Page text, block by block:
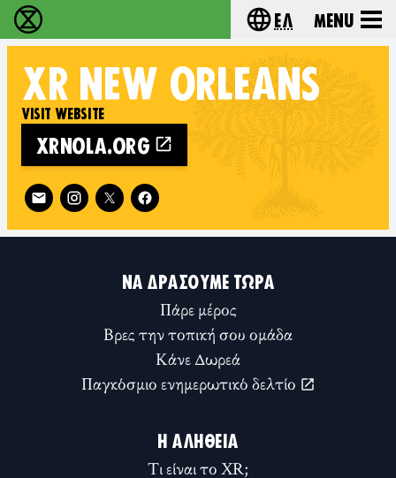
Extinction Rebellion - Home Choose your
Ελ Menu
XR NEW ORLEANS
VISIT WEBSITE
XRNOLA.ORG
Follow XR New Orleans on
ΝΑ ΔΡΆΣΟΥΜΕ ΤΏΡΑ
Πάρε μέρος
Βρες την τοπική σου ομάδα
Κάνε Δωρεά
Παγκόσμιο ενημερωτικό δελτίο
Η ΑΛΉΘΕΙΑ
Τι είναι το XR;